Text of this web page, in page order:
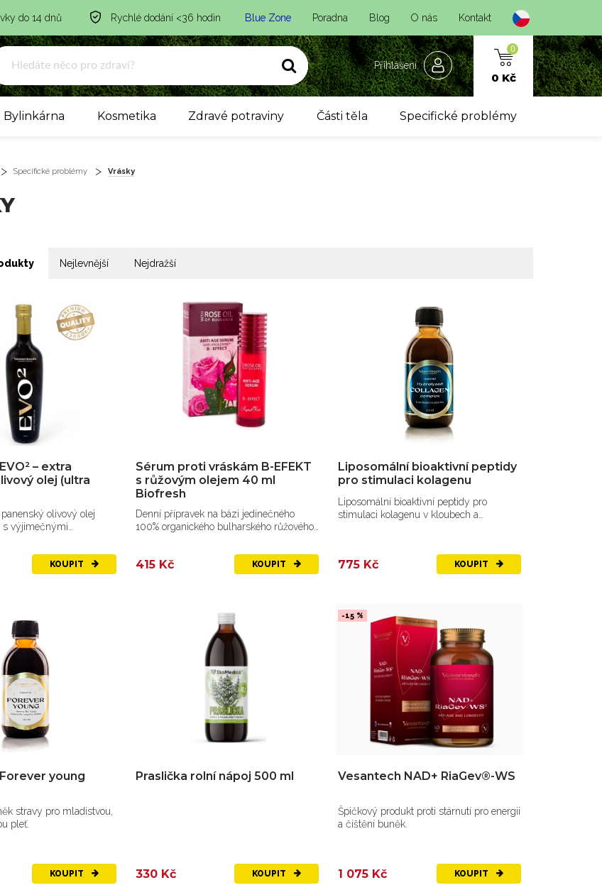
do 14 dnů Rychlé dodání <36 hodin Blue Zone Poradna Blog O nás Kontakt
0
0 Kč
Přihlášení
Bylinkárna Kosmetika Zdravé potraviny Části těla Specifické problémy
Specifické problémy Vrásky
Nejlevnější Nejdražší
– extra
olej (ultra
olivový olej
s výjimečnými
KOUPIT
Sérum proti vráskám B-EFEKT
s růžovým olejem 40 ml
Biofresh
Denní přípravek na bázi jedinečného
100% organického bulharského růžového
415 Kč KOUPIT
Liposomální bioaktivní peptidy
pro stimulaci kolagenu
Liposomální bioaktivní peptidy pro
stimulaci kolagenu v kloubech a
775 Kč KOUPIT
young
stravy pro mladistvou,
pleť.
KOUPIT
Praslička rolní nápoj 500 ml
330 Kč KOUPIT
-15 %
Vesantech NAD+ RiaGev®-WS
Špičkový produkt proti stárnutí pro energii
a čištění buněk.
1 075 Kč KOUPIT